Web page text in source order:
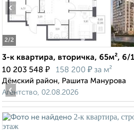
2/2
‹
3-к квартира, вторичка, 65м², 6/
10 203 548 ₽ 158 200 ₽ за м²
Дёмский район, Рашита Манурова
Агентство, 02.08.2026
‹